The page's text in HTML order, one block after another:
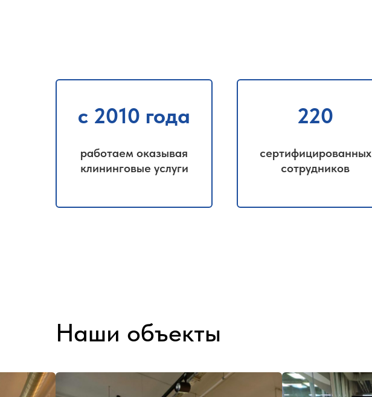
с 2010 года
работаем оказывая
клининговые услуги
220
сертифицированных
сотрудников
Наши объекты